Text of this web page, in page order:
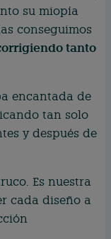
su miopía
conseguimos
tanto
encantada de
tan solo
y después de
Es nuestra
cada diseño a